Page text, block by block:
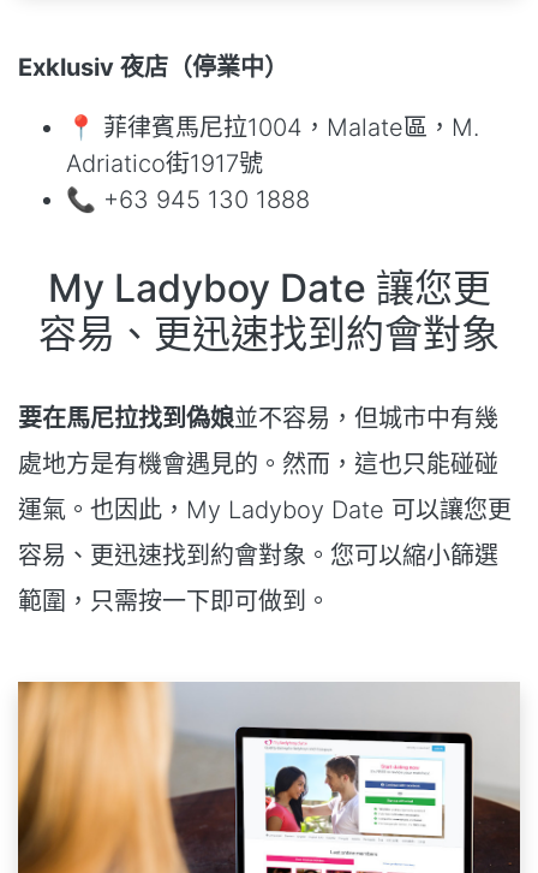
Exklusiv 夜店（停業中）
📍 菲律賓馬尼拉1004，Malate區，M.
Adriatico街1917號
📞 +63 945 130 1888
My Ladyboy Date 讓您更
容易、更迅速找到約會對象
要在馬尼拉找到偽娘並不容易，但城市中有幾
處地方是有機會遇見的。然而，這也只能碰碰
運氣。也因此，My Ladyboy Date 可以讓您更
容易、更迅速找到約會對象。您可以縮小篩選
範圍，只需按一下即可做到。